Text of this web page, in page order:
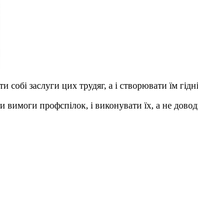
заслуги цих трудяг, а і створювати їм
профспілок, і виконувати їх, а не